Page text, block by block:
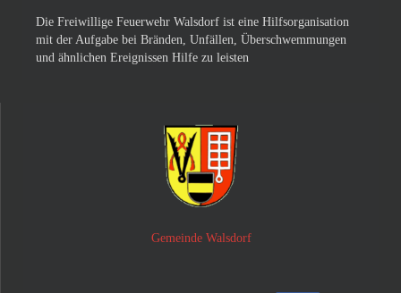
Die Freiwillige Feuerwehr Walsdorf ist eine Hilfsorganisation
mit der Aufgabe bei Bränden, Unfällen, Überschwemmungen
und ähnlichen Ereignissen Hilfe zu leisten
Gemeinde Walsdorf